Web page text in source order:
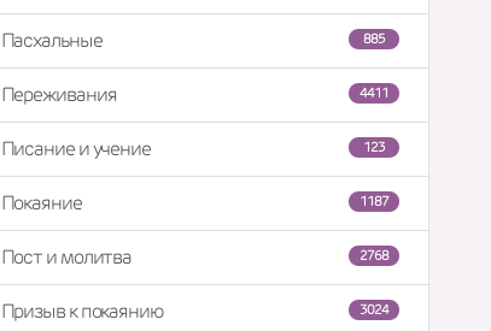
885
Пасхальные
4411
Переживания
123
Писание и учение
1187
Покаяние
2768
Пост и молитва
3024
Призыв к покаянию